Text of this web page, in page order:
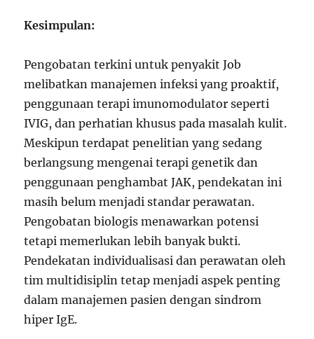
Kesimpulan:
Pengobatan terkini untuk penyakit Job
melibatkan manajemen infeksi yang proaktif,
penggunaan terapi imunomodulator seperti
IVIG, dan perhatian khusus pada masalah kulit.
Meskipun terdapat penelitian yang sedang
berlangsung mengenai terapi genetik dan
penggunaan penghambat JAK, pendekatan ini
masih belum menjadi standar perawatan.
Pengobatan biologis menawarkan potensi
tetapi memerlukan lebih banyak bukti.
Pendekatan individualisasi dan perawatan oleh
tim multidisiplin tetap menjadi aspek penting
dalam manajemen pasien dengan sindrom
hiper IgE.